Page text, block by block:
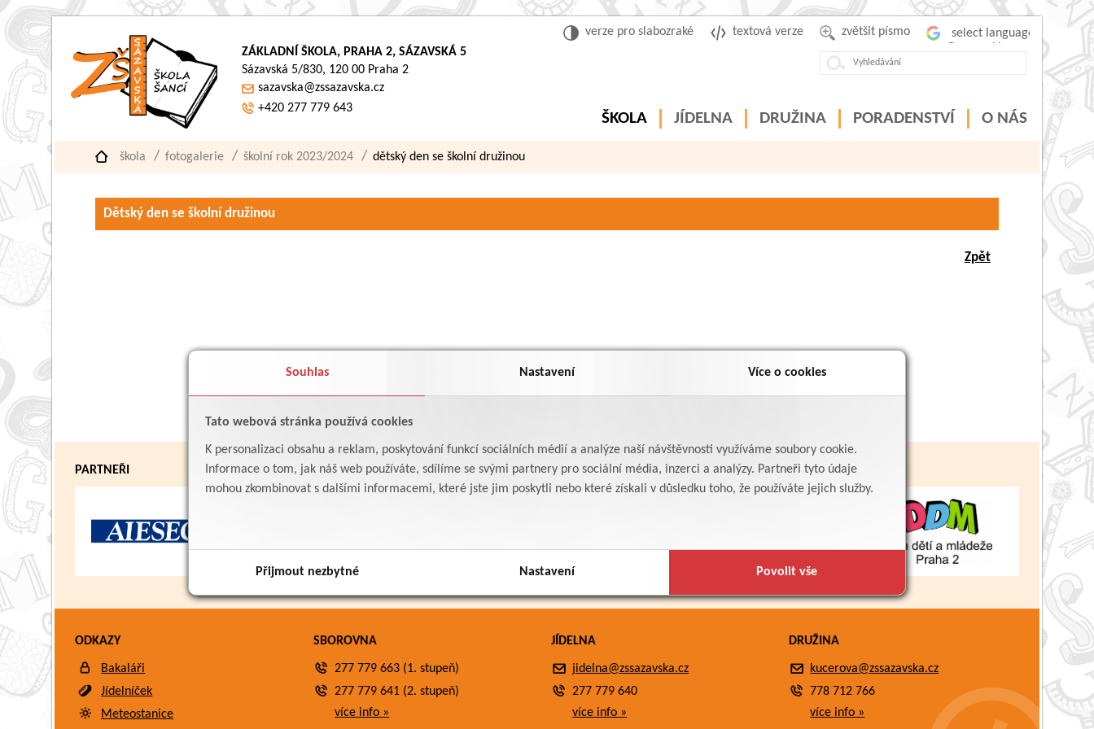
Souhlas Nastavení Více o cookies
Tato webová stránka používá cookies
K personalizaci obsahu a reklam, poskytování funkcí sociálních médií a analýze naší návštěvnosti využíváme soubory cookie.
Informace o tom, jak náš web používáte, sdílíme se svými partnery pro sociální média, inzerci a analýzy. Partneři tyto údaje
mohou zkombinovat s dalšími informacemi, které jste jim poskytli nebo které získali v důsledku toho, že používáte jejich služby.
Přijmout nezbytné Nastavení Povolit vše
zvětšit písmo
textová verze
verze pro slabozraké
ZÁKLADNÍ ŠKOLA, PRAHA 2, SÁZAVSKÁ 5
Sázavská 5/830, 120 00 Praha 2
sazavska@zssazavska.cz
+420 277 779 643
ŠKOLA JÍDELNA DRUŽINA PORADENSTVÍ O NÁS
škola fotogalerie školní rok 2023/2024 dětský den se školní družinou
Dětský den se školní družinou
Zpět
PARTNEŘI
ODKAZY
Bakaláři
Jídelníček
Meteostanice
SBOROVNA
277 779 663 (1. stupeň)
277 779 641 (2. stupeň)
více info »
JÍDELNA
jidelna@zssazavska.cz
277 779 640
více info »
DRUŽINA
kucerova@zssazavska.cz
778 712 766
více info »